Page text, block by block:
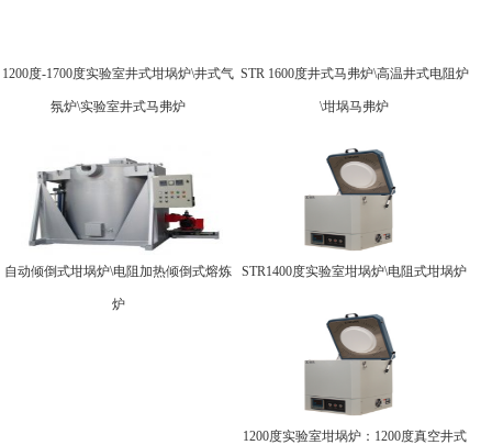
1200度-1700度实验室井式坩埚炉\井式气
氛炉\实验室井式马弗炉
STR 1600度井式马弗炉\高温井式电阻炉
\坩埚马弗炉
自动倾倒式坩埚炉\电阻加热倾倒式熔炼
炉
STR1400度实验室坩埚炉\电阻式坩埚炉
1200度实验室坩埚炉：1200度真空井式